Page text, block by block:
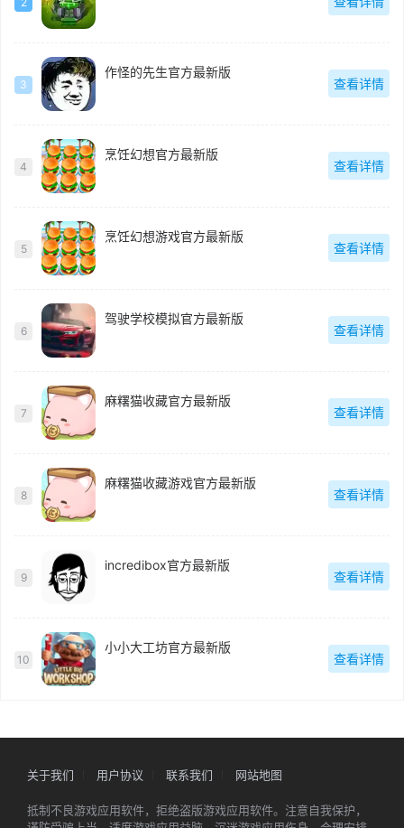
3
作怪的先生官方最新版
查看详情
4
烹饪幻想官方最新版
查看详情
5
烹饪幻想游戏官方最新版
查看详情
6
驾驶学校模拟官方最新版
查看详情
7
麻糬猫收藏官方最新版
查看详情
8
麻糬猫收藏游戏官方最新版
查看详情
9
incredibox官方最新版
查看详情
10
小小大工坊官方最新版
查看详情
关于我们 用户协议 联系我们 网站地图
抵制不良游戏应用软件，拒绝盗版游戏应用软件。注意自我保护，